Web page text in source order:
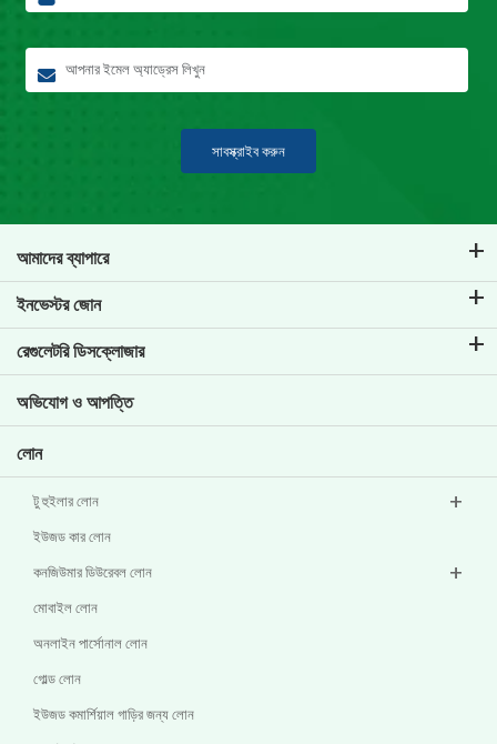
সাবস্ক্রাইব করুন
আমাদের ব্যাপারে
টিভিএস ক্রেডিট সম্পর্কে
আমাদের ব্র্যান্ড সম্পর্কে জানুন
মূল প্রোফাইল
ইনভেস্টর জোন
কর্পোরেট গভর্নেন্স
বিনিয়োগকারীর তথ্য
রেগুলেটরি ডিসক্লোজার
অন্যান্য ডিসক্লোজার
অভিযোগ ও আপত্তি
লোন
টু হুইলার লোন
ইউজড কার লোন
কনজিউমার ডিউরেবল লোন
মোবাইল লোন
অনলাইন পার্সোনাল লোন
গোল্ড লোন
ইউজড কমার্শিয়াল গাড়ির জন্য লোন